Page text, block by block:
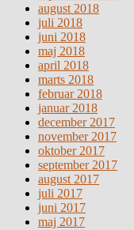
august 2018
juli 2018
juni 2018
maj 2018
april 2018
marts 2018
februar 2018
januar 2018
december 2017
november 2017
oktober 2017
september 2017
august 2017
juli 2017
juni 2017
maj 2017